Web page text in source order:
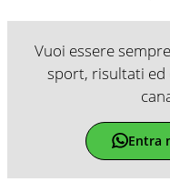
Vuoi essere
sport, risultati ed
Entra